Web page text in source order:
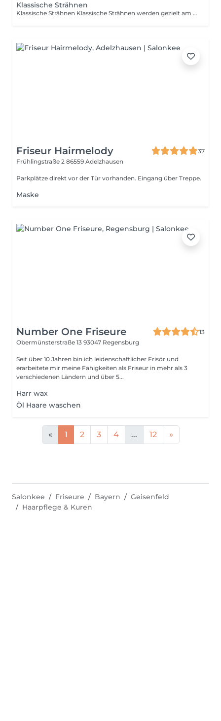
Klassische Strähnen
Klassische Strähnen Klassische Strähnen werden gezielt am Ansatz gesetzt und je nach Wunsch über den Kopf verteilt. So entsteht mehr Helligkeit und Bewegung im Haar, ohne dass die Haare komplett aufgehellt werden müssen. Egal ob du dir ein natürliches Hellbraun, warme Karamelltöne, Beige, ein kühles Ergebnis oder ein helles Blond wünschst – die Farbe wird individuell an deine Ausgangshaarfarbe und dein Wunschziel angepasst. Ideal für mehr Helligkeit, eine Ansatzauffrischung oder eine natürliche Veränderung. Inklusive Glossing, Pflege, Waschen, Schneiden und Föhnen. Ganzer Kopf Strähnen über den gesamten Kopf verteilt für ein möglichst gleichmäßiges und helles Ergebnis. Halber Kopf Strähnen im Oberkopf- und Konturbereich bis zum Wirbel am Hinterkopf. Ideal zur Auffrischung des sichtbaren Bereichs.
Friseur Hairmelody
37
Frühlingstraße 2 86559 Adelzhausen
Parkplätze direkt vor der Tür vorhanden. Eingang über Treppe.
Maske
Number One Friseure
13
Obermünsterstraße 13 93047 Regensburg
Seit über 10 Jahren bin ich leidenschaftlicher Frisör und
erarbeitete mir meine Fähigkeiten als Friseur in mehr als 3
verschiedenen Ländern und über 5...
Harr wax
Öl Haare waschen
« 1 2 3 4 ... 12 »
Salonkee Friseure Bayern
Geisenfeld
Haarpflege & Kuren